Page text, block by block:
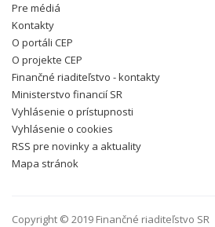
Pre médiá
Kontakty
O portáli CEP
O projekte CEP
Finančné riaditeľstvo - kontakty
Ministerstvo financií SR
Vyhlásenie o prístupnosti
Vyhlásenie o cookies
RSS pre novinky a aktuality
Mapa stránok
Copyright © 2019 Finančné riaditeľstvo SR